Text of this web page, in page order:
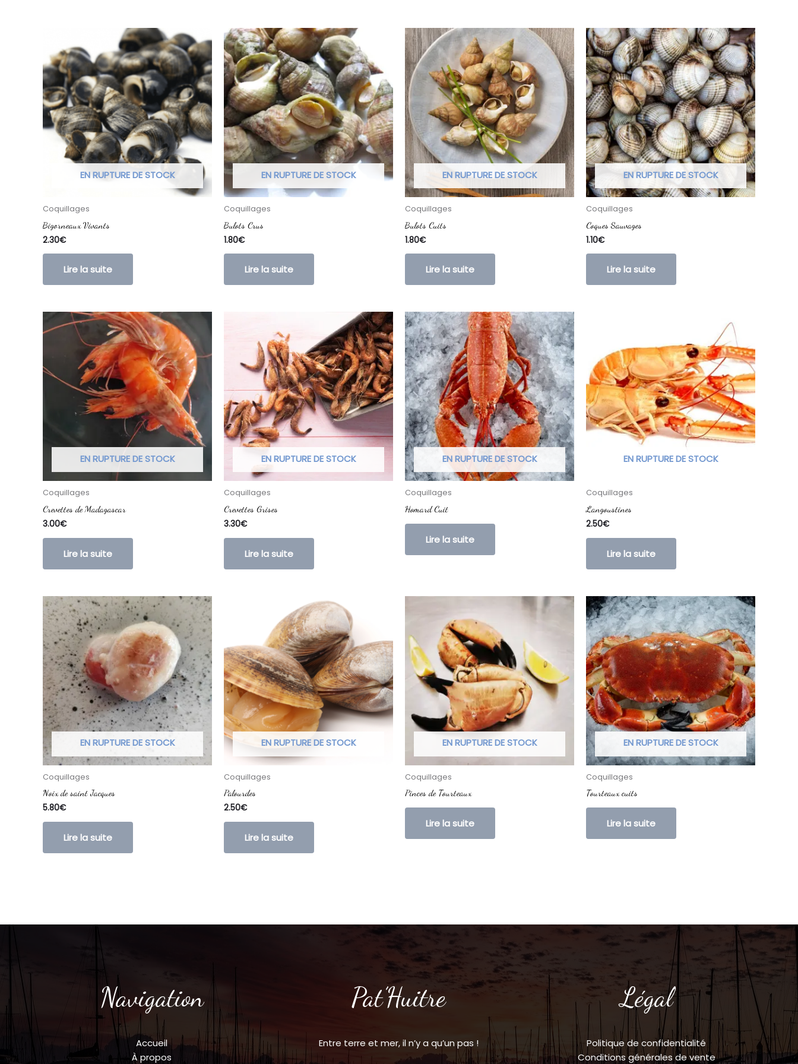
EN RUPTURE DE STOCK
Coquillages
Bigorneaux Vivants
2.30€
Lire la suite
EN RUPTURE DE STOCK
Coquillages
Bulots Crus
1.80€
Lire la suite
EN RUPTURE DE STOCK
Coquillages
Bulots Cuits
1.80€
Lire la suite
EN RUPTURE DE STOCK
Coquillages
Coques Sauvages
1.10€
Lire la suite
EN RUPTURE DE STOCK
Coquillages
Crevettes de Madagascar
3.00€
Lire la suite
EN RUPTURE DE STOCK
Coquillages
Crevettes Grises
3.30€
Lire la suite
EN RUPTURE DE STOCK
Coquillages
Homard Cuit
Lire la suite
EN RUPTURE DE STOCK
Coquillages
Langoustines
2.50€
Lire la suite
EN RUPTURE DE STOCK
Coquillages
Noix de saint Jacques
5.80€
Lire la suite
EN RUPTURE DE STOCK
Coquillages
Palourdes
2.50€
Lire la suite
EN RUPTURE DE STOCK
Coquillages
Pinces de Tourteaux
Lire la suite
EN RUPTURE DE STOCK
Coquillages
Tourteaux cuits
Lire la suite
Navigation
Accueil
À propos
Pat’Huitre
Entre terre et mer, il n’y a qu’un pas !
Légal
Politique de confidentialité
Conditions générales de vente